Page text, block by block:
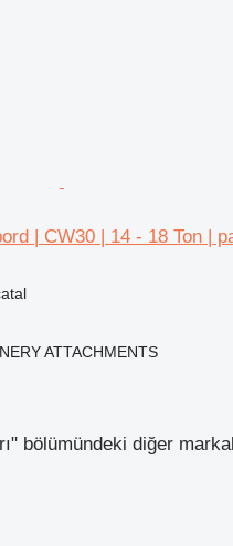
| CW30 | 14 - 18 Ton |
ATTACHMENTS
bölümündeki diğer